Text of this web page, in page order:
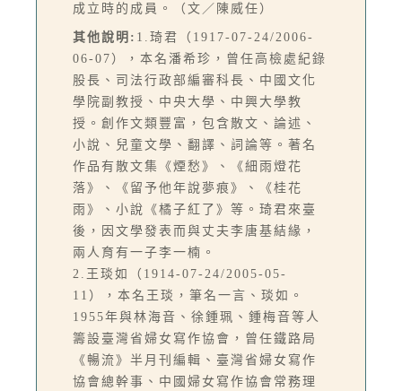
成立時的成員。（文／陳威任）
其他說明: 1.琦君（1917-07-24/2006-
06-07），本名潘希珍，曾任高檢處紀錄
股長、司法行政部編審科長、中國文化
學院副教授、中央大學、中興大學教
授。創作文類豐富，包含散文、論述、
小說、兒童文學、翻譯、詞論等。著名
作品有散文集《煙愁》、《細雨燈花
落》、《留予他年說夢痕》、《桂花
雨》、小說《橘子紅了》等。琦君來臺
後，因文學發表而與丈夫李唐基結緣，
兩人育有一子李一楠。
2.王琰如（1914-07-24/2005-05-
11），本名王琰，筆名一言、琰如。
1955年與林海音、徐鍾珮、鍾梅音等人
籌設臺灣省婦女寫作協會，曾任鐵路局
《暢流》半月刊編輯、臺灣省婦女寫作
協會總幹事、中國婦女寫作協會常務理